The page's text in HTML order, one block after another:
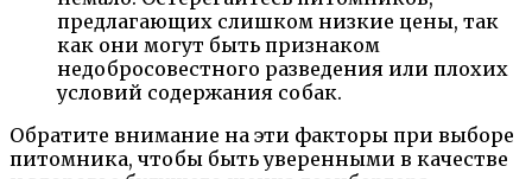
предлагающих слишком низкие цены, так
как они могут быть признаком
недобросовестного разведения или плохих
условий содержания собак.
Обратите внимание на эти факторы при выборе
питомника, чтобы быть уверенными в качестве